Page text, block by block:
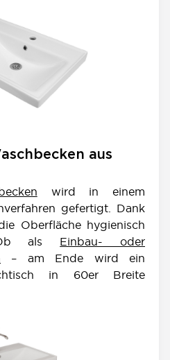
aus
wird in einem
gefertigt. Dank
Oberfläche hygienisch
als Einbau- oder
– am Ende wird ein
in 60er Breite